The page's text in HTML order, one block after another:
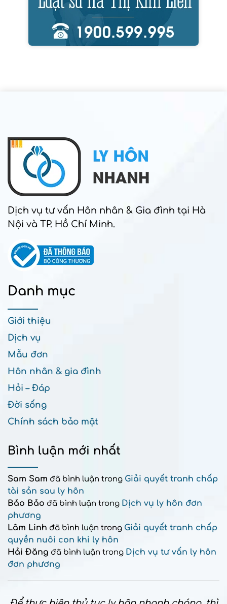
Dịch vụ tư vấn Hôn nhân & Gia đình tại Hà
Nội và TP. Hồ Chí Minh.
Danh mục
Giới thiệu
Dịch vụ
Mẫu đơn
Hôn nhân & gia đình
Hỏi – Đáp
Đời sống
Chính sách bảo mật
Bình luận mới nhất
Sam Sam đã bình luận trong Giải quyết tranh chấp
tài sản sau ly hôn
Bảo Bảo đã bình luận trong Dịch vụ ly hôn đơn
phương
Lâm Linh đã bình luận trong Giải quyết tranh chấp
quyền nuôi con khi ly hôn
Hải Đăng đã bình luận trong Dịch vụ tư vấn ly hôn
đơn phương